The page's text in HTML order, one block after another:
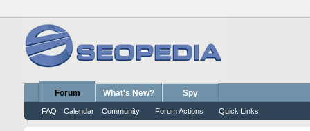
Forum
FAQ Calendar Community Forum Actions Quick Links
What's New? Spy